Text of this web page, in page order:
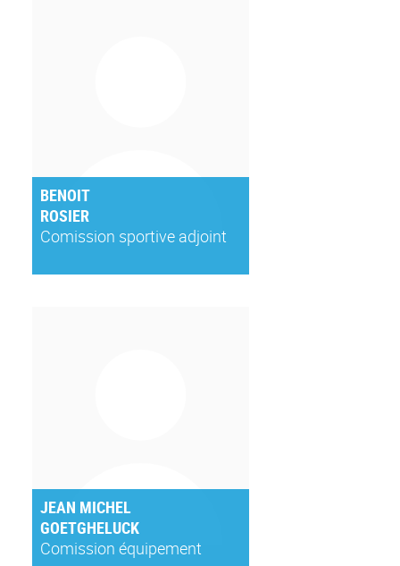
BENOIT
ROSIER
Comission sportive adjoint
JEAN MICHEL
GOETGHELUCK
Comission équipement